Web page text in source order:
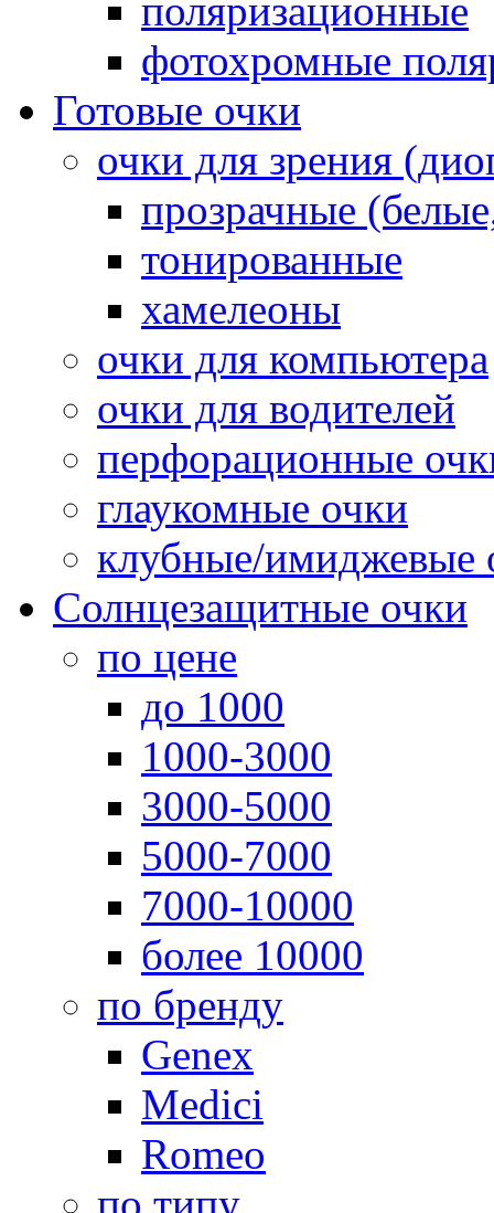
поляризационные
фотохромные
Готовые очки
очки для зрения
прозрачные
тонированные
хамелеоны
очки для компьютера
очки для водителей
перфорационные
глаукомные очки
клубные/имиджевые
Солнцезащитные очки
по цене
до 1000
1000-3000
3000-5000
5000-7000
7000-10000
более 10000
по бренду
Genex
Medici
Romeo